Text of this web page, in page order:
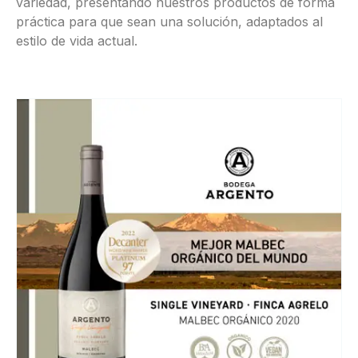
práctica para que sean una solución, adaptados al
estilo de vida actual.